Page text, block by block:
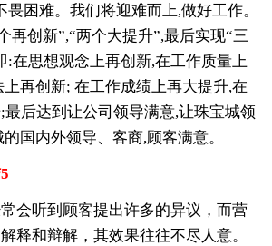
畏困难。我们将迎难而上,做好工作。
再创新”,“两个大提升”,最后实现“三
:在思想观念上再创新,在工作质量上
再创新; 在工作成绩上再大提升,在
最后达到让公司领导满意,让珠宝城领
国内外领导、客商,顾客满意。
会听到顾客提出许多的异议，而营
释和辩解，其效果往往不尽人意。